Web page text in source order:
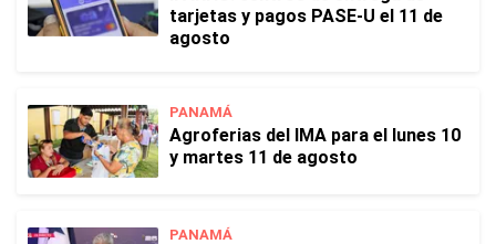
tarjetas y pagos PASE-U el 11 de
agosto
PANAMÁ
Agroferias del IMA para el lunes 10
y martes 11 de agosto
PANAMÁ